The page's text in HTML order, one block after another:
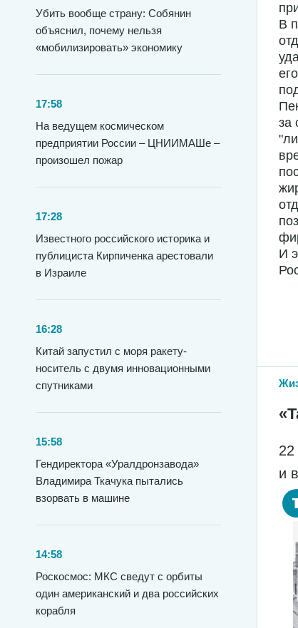
Убить вообще страну: Собянин
объяснил, почему нельзя
«мобилизировать» экономику
17:58
На ведущем космическом
предприятии России – ЦНИИМАШе –
произошел пожар
17:28
Известного российского историка и
публициста Кирпиченка арестовали
в Израиле
16:28
Китай запустил с моря ракету-
носитель с двумя инновационными
спутниками
15:58
Гендиректора «Уралдронзавода»
Владимира Ткачука пытались
взорвать в машине
14:58
Роскосмос: МКС сведут с орбиты
один американский и два российских
корабля
В
за
И
и